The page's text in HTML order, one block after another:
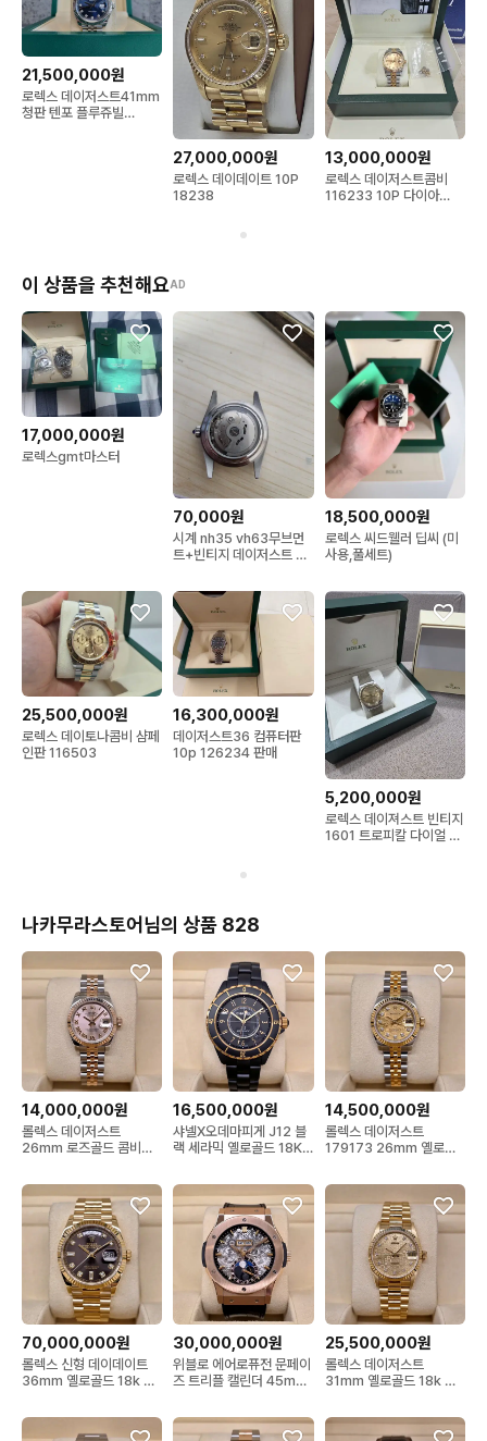
제가 판매하는 물품은 기본적으로 상태 확인과 정비 등을 마쳤지
만
혹시나 문제가 생긴 경우에는 차후에도 도와드리겠습니다.
1회성의 거래로 끝나기 보다는 명품 시계,잡화 취미 생활의 동반자
가 되기를 바래봅니다 ^^
꼭 저와 거래하지 않으시더라도 시계에 대해 궁금한 점 모두 문의
21,500,000원
로렉스 데이저스트41mm
청판 텐포 플루쥬빌
27,000,000원
로렉스 데이데이트 10P
18238
13,000,000원
로렉스 데이저스트콤비
116233 10P 다이아
이 상품을 추천해요AD
17,000,000원
로렉스gmt마스터
70,000원
시계 nh35 vh63무브먼
트+빈티지 데이저스트 케
18,500,000원
로렉스 씨드웰러 딥씨 (미
사용,풀세트)
25,500,000원
로렉스 데이토나콤비 샴페
인판 116503
16,300,000원
데이저스트36 컴퓨터판
10p 126234 판매
5,200,000원
로렉스 데이져스트 빈티지
1601 트로피칼 다이얼 브
나카무라스토어님의 상품 828
14,000,000원
롤렉스 데이저스트
26mm 로즈골드 콤비
16,500,000원
샤넬X오데마피게 J12 블
랙 세라믹 옐로골드 18K
3125 한정판
14,500,000원
롤렉스 데이저스트
179173 26mm 옐로골
다이아
70,000,000원
롤렉스 신형 데이데이트
36mm 옐로골드 18k 금
바게트 다이아몬드
30,000,000원
위블로 에어로퓨전 문페이
즈 트리플 캘린더 45mm
25,500,000원
롤렉스 데이저스트
31mm 옐로골드 18k 금
트 다이아